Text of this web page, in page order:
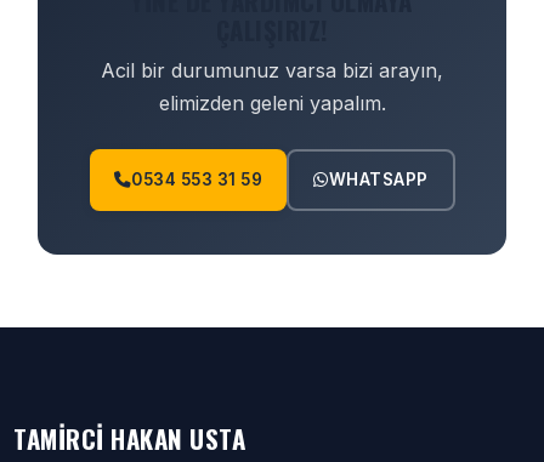
Acil bir durumunuz varsa bizi arayın,
elimizden geleni yapalım.
0534 553 31 59 WHATSAPP
TAMIRCI HAKAN USTA